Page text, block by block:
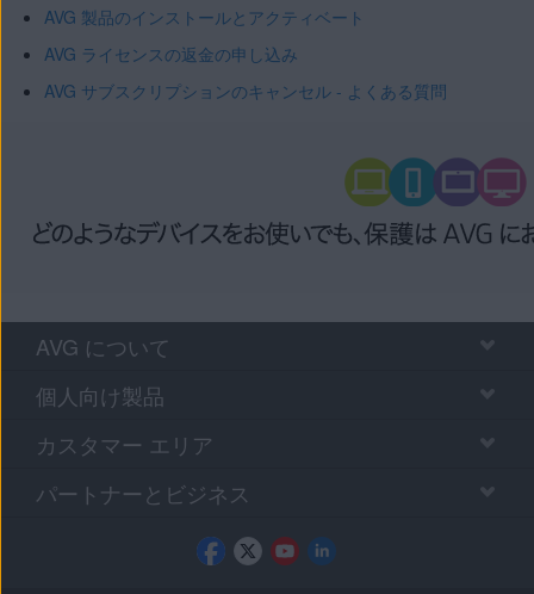
AVG 製品のインストールとアクティベート
AVG ライセンスの返金の申し込み
AVG サブスクリプションのキャンセル - よくある質問
AVG について
個人向け製品
カスタマー エリア
パートナーとビジネス